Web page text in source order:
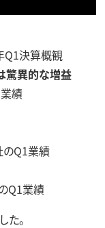
Q1決算概観
驚異的な増益
績
Q1業績
Q1業績
た。